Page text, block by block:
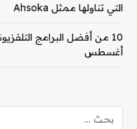
التي تناولها ممثل Ahsoka
10 من أفضل البرامج
أغسطس